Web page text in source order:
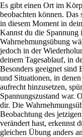
Es gibt einen Ort im
beobachten können. Das
in diesem Moment in
Kannst du die Spannung
Wahrnehmungsübung
jedoch in der
deinem Tagesablauf, in
Besonders geeignet sind
und Situationen, in
aufrecht hinzusetzen,
Spannungszustand war.
dir. Die
Beobachtung des
verändert hast, erkennst
gleichen Übung anders